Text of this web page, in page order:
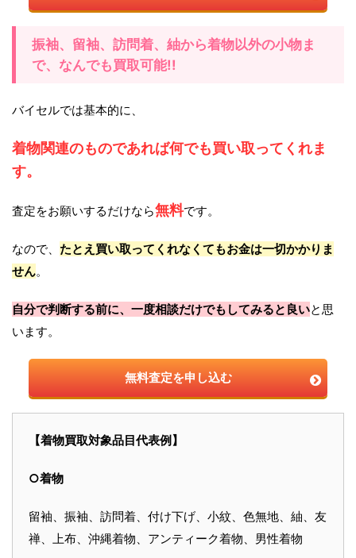
振袖、留袖、訪問着、紬から着物以外の小物ま
で、なんでも買取可能!!
バイセルでは基本的に、
着物関連のものであれば何でも買い取ってくれま
す。
査定をお願いするだけなら無料です。
なので、 たとえ買い取ってくれなくてもお金は一切かかりま
せん。
自分で判断する前に、一度相談だけでもしてみると良いと思
います。
無料査定を申し込む
【着物買取対象品目代表例】
○着物
留袖、振袖、訪問着、付け下げ、小紋、色無地、紬、友
禅、上布、沖縄着物、アンティーク着物、男性着物